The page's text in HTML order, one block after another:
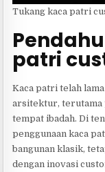
Tukang kaca patri
patri
Kaca patri telah
arsitektur, terutama
tempat ibadah. Di
penggunaan kaca
bangunan klasik,
dengan inovasi